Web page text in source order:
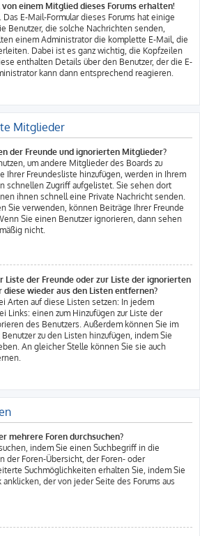
von einem Mitglied dieses Forums erhalten!
Das E-Mail-Formular dieses Forums hat einige
Benutzer, die solche Nachrichten senden,
einem Administrator die komplette E-Mail, die
Dabei ist es ganz wichtig, die Kopfzeilen
enthalten Details über den Benutzer, der die E-
kann dann entsprechend reagieren.
Mitglieder
der Freunde und ignorierten Mitglieder?
um andere Mitglieder des Boards zu
Ihrer Freundesliste hinzufügen, werden in Ihrem
schnellen Zugriff aufgelistet. Sie sehen dort
ihnen schnell eine Private Nachricht senden.
Sie verwenden, können Beiträge Ihrer Freunde
Sie einen Benutzer ignorieren, dann sehen
nicht.
Liste der Freunde oder zur Liste der ignorierten
wieder aus den Listen entfernen?
Arten auf diese Listen setzen: In jedem
Links: einen zum Hinzufügen zur Liste der
des Benutzers. Außerdem können Sie im
zu den Listen hinzufügen, indem Sie
An gleicher Stelle können Sie sie auch
mehrere Foren durchsuchen?
indem Sie einen Suchbegriff in die
der Foren-Übersicht, der Foren- oder
Suchmöglichkeiten erhalten Sie, indem Sie
der von jeder Seite des Forums aus